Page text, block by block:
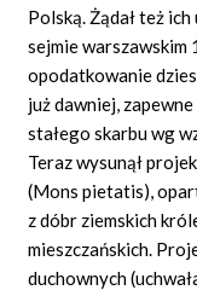
Polską. Żądał też
sejmie warszawskim
opodatkowanie
już dawniej,
stałego skarbu wg
Teraz wysunął
(Mons pietatis),
z dóbr ziemskich
mieszczańskich.
duchownych